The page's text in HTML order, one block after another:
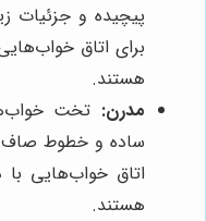
پیچیده و جزئیات
برای اتاق
هستند.
مدرن: تخت
ساده و خطوط صاف
اتاق خواب‌هایی با
هستند.